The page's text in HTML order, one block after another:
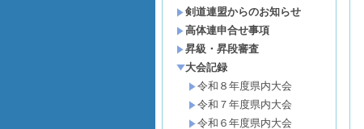
剣道連盟からのお知らせ
高体連申合せ事項
昇級・昇段審査
大会記録
令和８年度県内大会
令和７年度県内大会
令和６年度県内大会